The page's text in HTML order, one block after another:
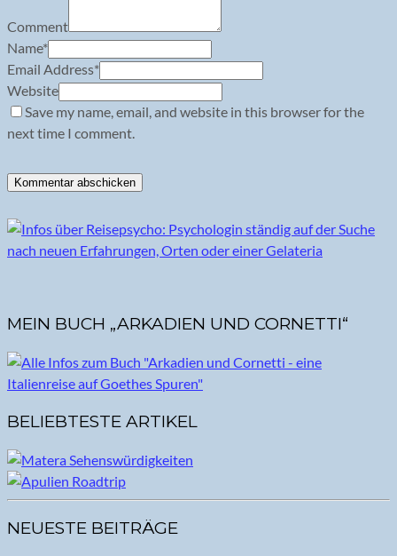
Comment
Name*
Email Address*
Website
Save my name, email, and website in this browser for the
next time I comment.
MEIN BUCH „ARKADIEN UND CORNETTI“
BELIEBTESTE ARTIKEL
NEUESTE BEITRÄGE